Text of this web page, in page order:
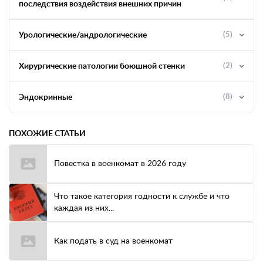
последствия воздействия внешних причин
Урологические/андрологические (5)
Хирургические патологии боюшной стенки (2)
Эндокринные (8)
ПОХОЖИЕ СТАТЬИ
Повестка в военкомат в 2026 году
Что такое категория годности к службе и что
каждая из них...
Как подать в суд на военкомат